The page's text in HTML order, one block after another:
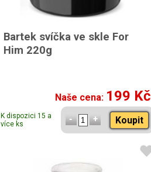
Bartek svíčka ve skle For
Him 220g
Naše cena: 199 Kč
K dispozici 15 a
více ks
Koupit